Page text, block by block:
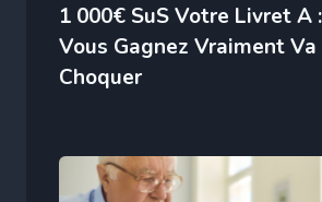
1 000€ SuS Votre Livret A
Vous Gagnez Vraiment Va
Choquer